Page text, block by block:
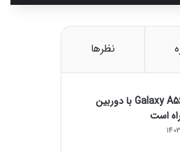
نظرها
گوشی Galaxy A56 با دوربین
است